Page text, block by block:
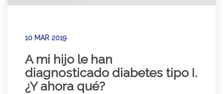
10 MAR 2019
A mi hijo le han
diagnosticado diabetes tipo I.
¿Y ahora qué?